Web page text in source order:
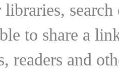
libraries,
to share a
readers and